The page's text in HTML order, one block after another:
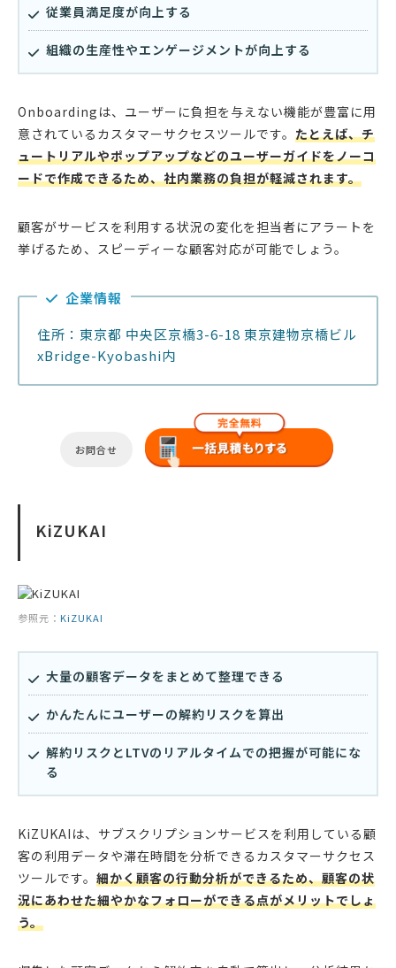
従業員満足度が向上する
組織の生産性やエンゲージメントが向上する
Onboardingは、ユーザーに負担を与えない機能が豊富に用
意されているカスタマーサクセスツールです。 たとえば、チ
ュートリアルやポップアップなどのユーザーガイドをノーコ
ードで作成できるため、社内業務の負担が軽減されます。
顧客がサービスを利用する状況の変化を担当者にアラートを
挙げるため、スピーディーな顧客対応が可能でしょう。
企業情報
住所：東京都 中央区京橋3-6-18 東京建物京橋ビル
xBridge-Kyobashi内
お問合せ
KiZUKAI
参照元： KiZUKAI
大量の顧客データをまとめて整理できる
かんたんにユーザーの解約リスクを算出
解約リスクとLTVのリアルタイムでの把握が可能にな
る
KiZUKAIは、サブスクリプションサービスを利用している顧
客の利用データや滞在時間を分析できるカスタマーサクセス
ツールです。 細かく顧客の行動分析ができるため、顧客の状
況にあわせた細やかなフォローができる点がメリットでしょ
う。